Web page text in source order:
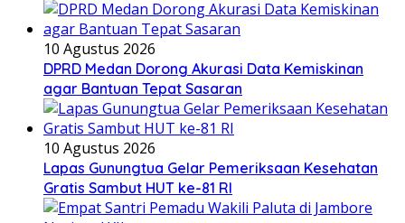
10 Agustus 2026
DPRD Medan Dorong Akurasi Data Kemiskinan
agar Bantuan Tepat Sasaran
10 Agustus 2026
Lapas Gunungtua Gelar Pemeriksaan Kesehatan
Gratis Sambut HUT ke-81 RI